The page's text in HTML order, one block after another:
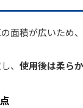
面積が広いため
、 使用後は柔ら